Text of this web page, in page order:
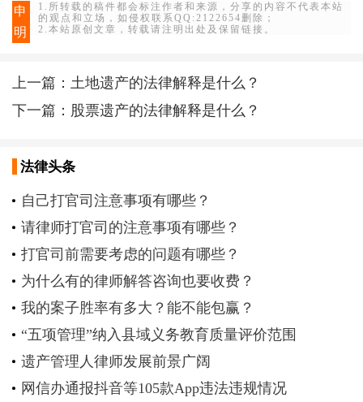
申
明
1.所转载的稿件都会标注作者和来源，分享的内容不代表本站
的观点和立场，如侵权联系QQ:2122654删除；
2.本站原创文章，转载请注明出处及保留链接。
上一篇： 土地遗产的法律解释是什么？
下一篇： 股票遗产的法律解释是什么？
法律头条
自己打官司注意事项有哪些？
请律师打官司的注意事项有哪些？
打官司前需要考虑的问题有哪些？
为什么有的律师解答咨询也要收费？
我的案子胜率有多大？能不能包赢？
“五项管理”纳入县域义务教育质量评价范围
遗产管理人律师发展前景广阔
网信办通报抖音等105款App违法违规情况